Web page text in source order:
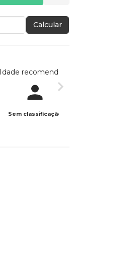
Calcular
Idade recomendada
Sem classificação